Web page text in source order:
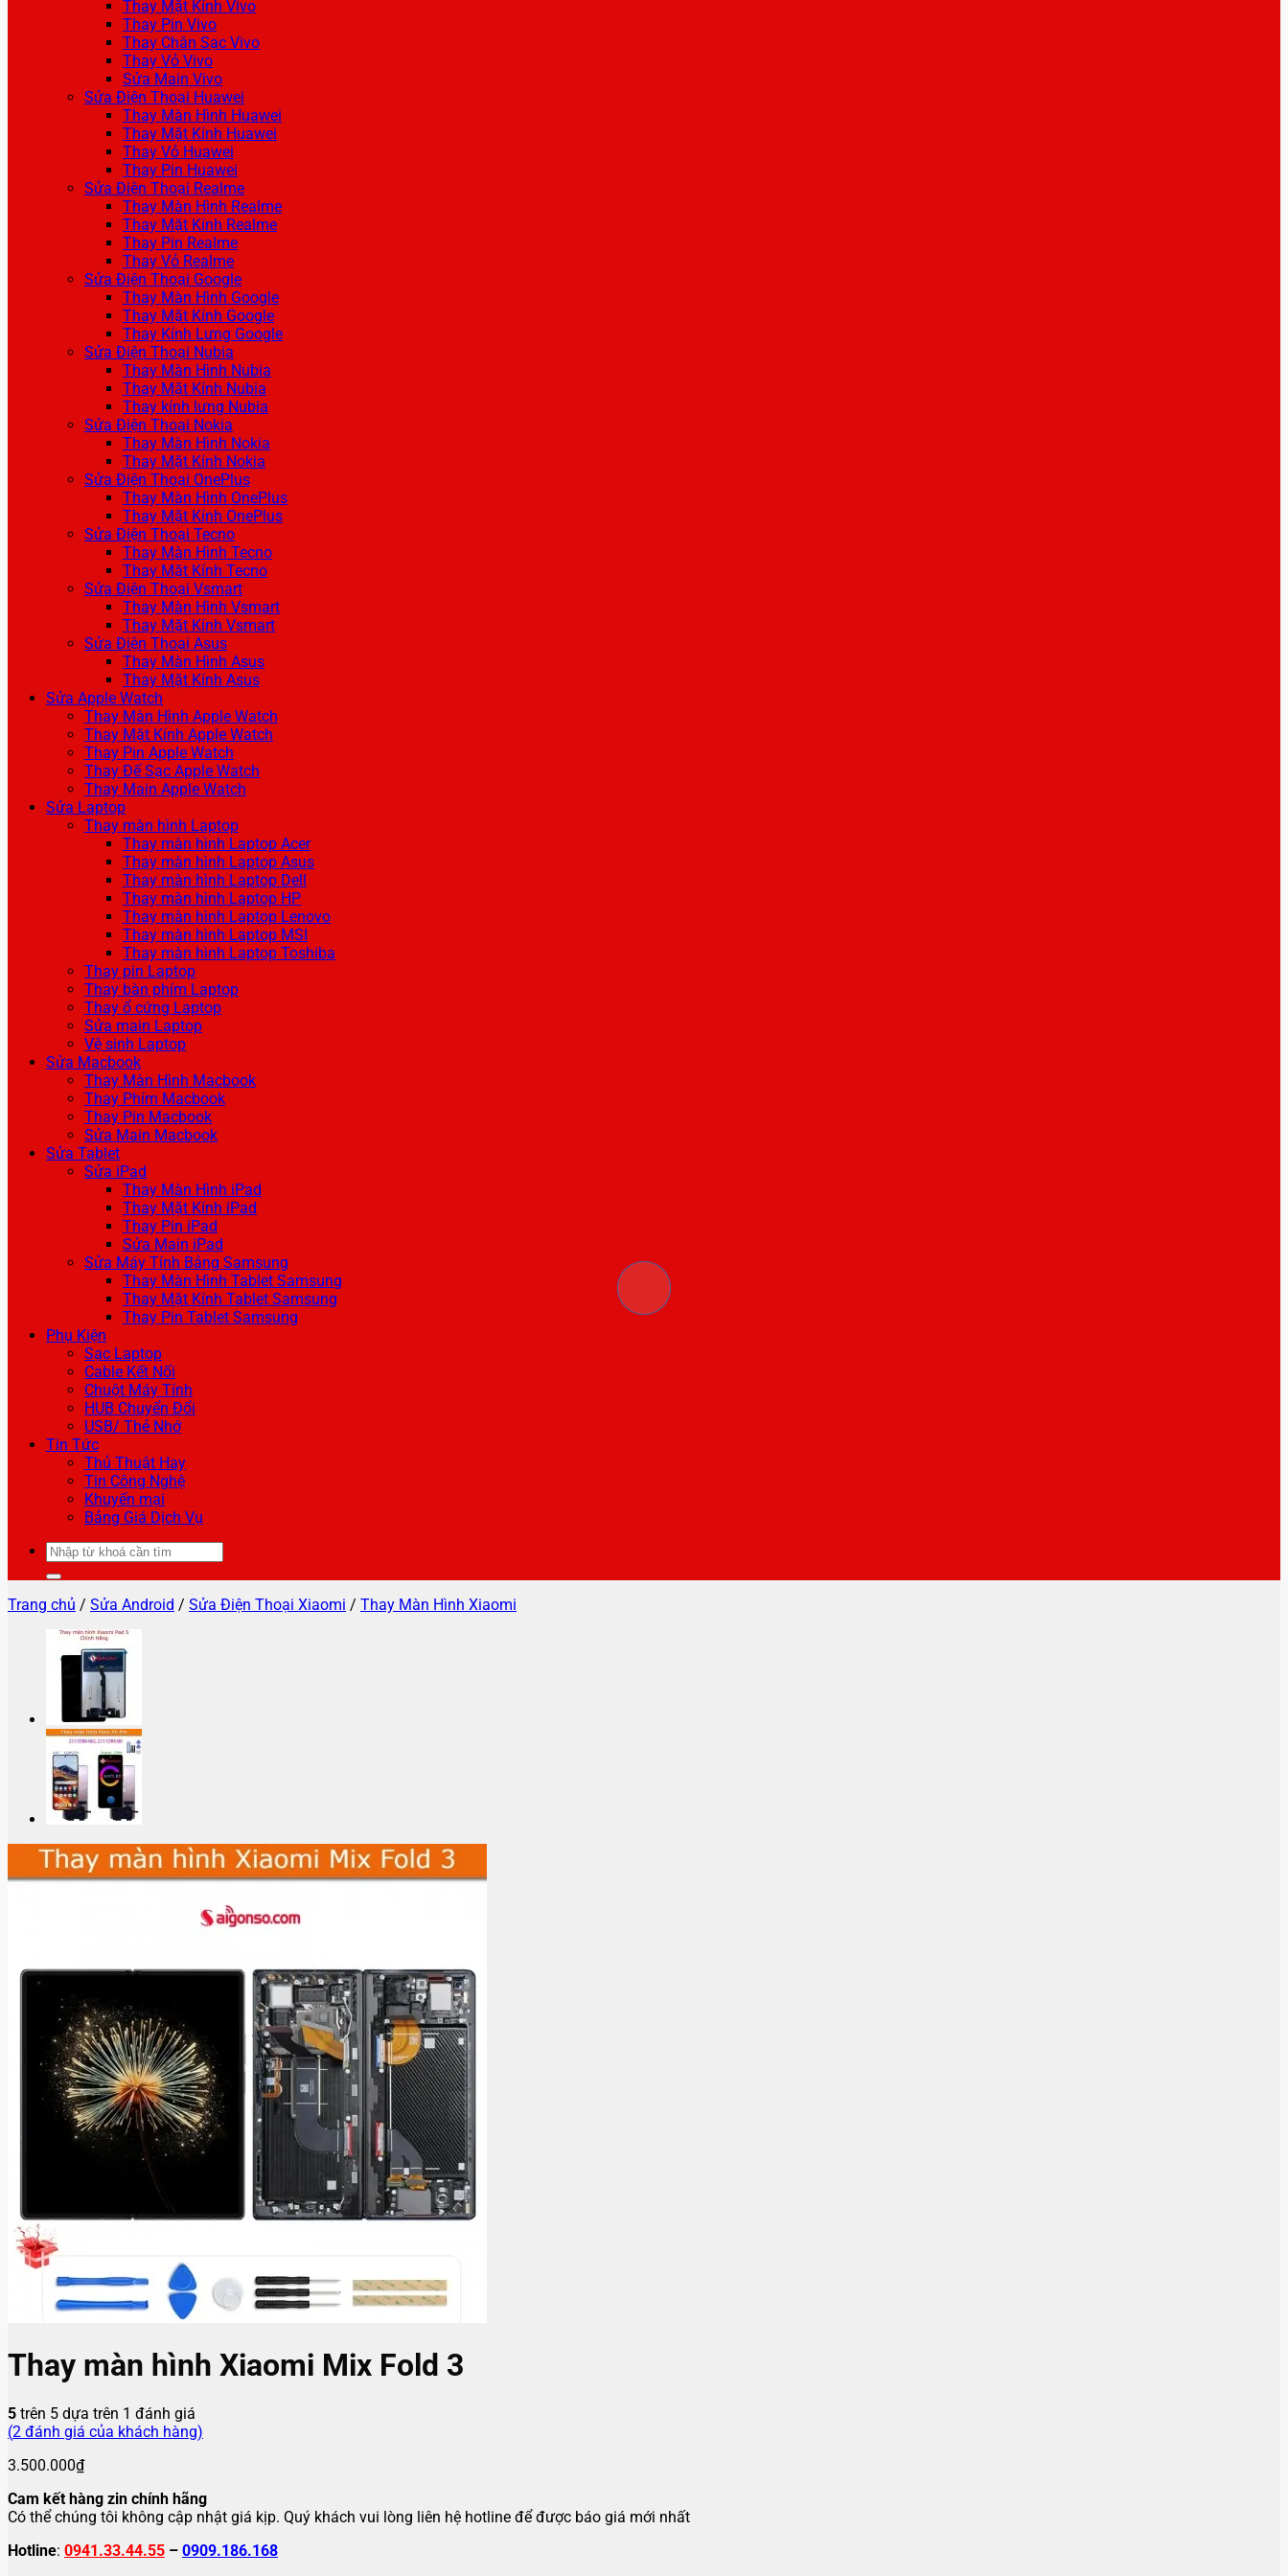
Thay Mặt Kính Vivo
Thay Pin Vivo
Thay Chân Sạc Vivo
Thay Vỏ Vivo
Sửa Main Vivo
Sửa Điện Thoại Huawei
Thay Màn Hình Huawei
Thay Mặt Kính Huawei
Thay Vỏ Huawei
Thay Pin Huawei
Sửa Điện Thoại Realme
Thay Màn Hình Realme
Thay Mặt Kính Realme
Thay Pin Realme
Thay Vỏ Realme
Sửa Điện Thoại Google
Thay Màn Hình Google
Thay Mặt Kính Google
Thay Kính Lưng Google
Sửa Điện Thoại Nubia
Thay Màn Hình Nubia
Thay Mặt Kính Nubia
Thay kính lưng Nubia
Sửa Điện Thoại Nokia
Thay Màn Hình Nokia
Thay Mặt Kính Nokia
Sửa Điện Thoại OnePlus
Thay Màn Hình OnePlus
Thay Mặt Kính OnePlus
Sửa Điện Thoại Tecno
Thay Màn Hình Tecno
Thay Mặt Kính Tecno
Sửa Điện Thoại Vsmart
Thay Màn Hình Vsmart
Thay Mặt Kính Vsmart
Sửa Điện Thoại Asus
Thay Màn Hình Asus
Thay Mặt Kính Asus
Sửa Apple Watch
Thay Màn Hình Apple Watch
Thay Mặt Kính Apple Watch
Thay Pin Apple Watch
Thay Đế Sạc Apple Watch
Thay Main Apple Watch
Sửa Laptop
Thay màn hình Laptop
Thay màn hình Laptop Acer
Thay màn hình Laptop Asus
Thay màn hình Laptop Dell
Thay màn hình Laptop HP
Thay màn hình Laptop Lenovo
Thay màn hình Laptop MSI
Thay màn hình Laptop Toshiba
Thay pin Laptop
Thay bàn phím Laptop
Thay ổ cứng Laptop
Sửa main Laptop
Vệ sinh Laptop
Sửa Macbook
Thay Màn Hình Macbook
Thay Phím Macbook
Thay Pin Macbook
Sửa Main Macbook
Sửa Tablet
Sửa iPad
Thay Màn Hình iPad
Thay Mặt Kính iPad
Thay Pin iPad
Sửa Main iPad
Sửa Máy Tính Bảng Samsung
Thay Màn Hình Tablet Samsung
Thay Mặt Kính Tablet Samsung
Thay Pin Tablet Samsung
Phụ Kiện
Sạc Laptop
Cable Kết Nối
Chuột Máy Tính
HUB Chuyển Đổi
USB/ Thẻ Nhớ
Tin Tức
Thủ Thuật Hay
Tin Công Nghệ
Khuyến mại
Bảng Giá Dịch Vụ
Tìm
kiếm:
Trang chủ / Sửa Android / Sửa Điện Thoại Xiaomi / Thay Màn Hình Xiaomi
Thay màn hình Xiaomi Mix Fold 3
5 trên 5 dựa trên 1 đánh giá
(2 đánh giá của khách hàng)
3.500.000₫
Cam kết hàng zin chính hãng
Có thể chúng tôi không cập nhật giá kịp. Quý khách vui lòng liên hệ hotline để được báo giá mới nhất
Hotline: 0941.33.44.55 – 0909.186.168